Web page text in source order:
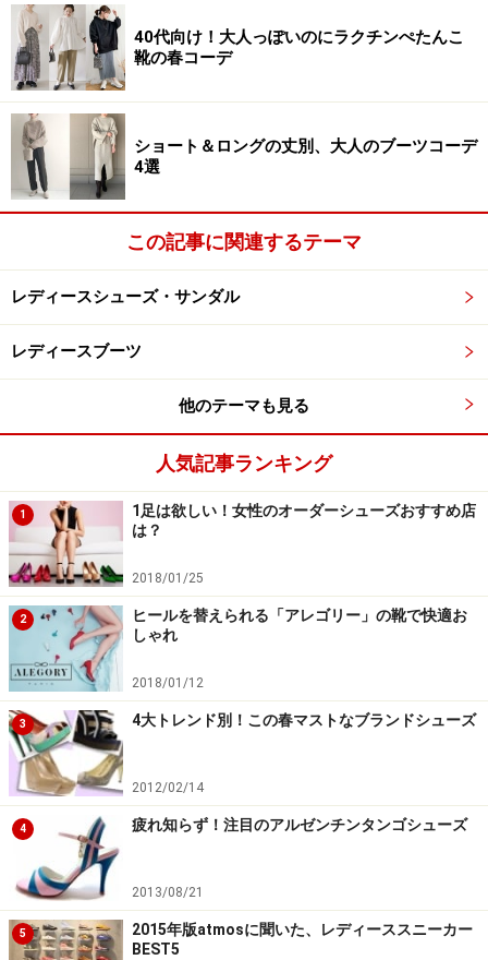
なものを履くと、ハンマートゥになったり、タコができ
る原因になります。
3．かかとやくるぶしの高さ（深さ）が足に合っている
もの。
高さ（深さ）が合わないものを選んでしまうと、
靴擦れを起こしやすくなります。
4．前滑りしないもの。履いた時に前滑りする靴は、足
指で踏ん張るような歩き方になり、靴擦れや外反母趾な
5．かかとがしっかりしていてフィットするもの。
かか
していなかったりすると、かかとが浮いてしまい靴が脱
げる原因になり、前滑りや靴擦れを起こしてしまいま
6. 大きめサイズはNG。
足が痛くなりそうだからと大きめ
サイズの靴選びをするのは逆効果です。良い靴を選んで
も大きめのサイズを選ぶと、足が前滑りして靴擦れを起
こしたり、また脱げやすさから、指に余計な力が加わる
ことで、ハンマートゥや外反母趾の原因にもなります。
サイズが合っているつもりでも計測すると実は違ってい
たり、左右のサイズがかなり違う方もいます。
サイズを計って、本当の足のサイズを把握することをお
すすめします。計測をしてくれるシューフィッターがい
る専門店で一度頼んでみましょう。靴のブランドやメー
カー、デザインにより履き心地のサイズ感は異なります
が、自分に合う靴を選ぶ基準を知るうえでも良いでしょ
う。
40代向け！大人っぽいのにラクチンぺたんこ
靴の春コーデ
ショート＆ロングの丈別、大人のブーツコーデ
4選
この記事に関連するテーマ
レディースシューズ・サンダル
レディースブーツ
他のテーマも見る
人気記事ランキング
1
1足は欲しい！女性のオーダーシューズおすすめ店
は？
2018/01/25
2
ヒールを替えられる「アレゴリー」の靴で快適お
しゃれ
2018/01/12
3 4大トレンド別！この春マストなブランドシューズ
2012/02/14
4 疲れ知らず！注目のアルゼンチンタンゴシューズ
2013/08/21
5
2015年版atmosに聞いた、レディーススニーカー
BEST5